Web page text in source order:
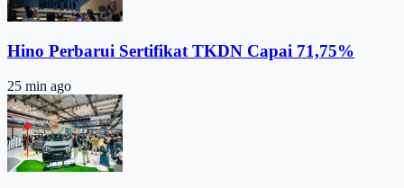
Hino Perbarui Sertifikat TKDN Capai 71,75%
25 min ago